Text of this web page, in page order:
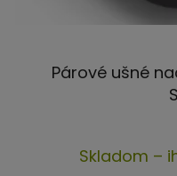
Párové ušné
Skladom –